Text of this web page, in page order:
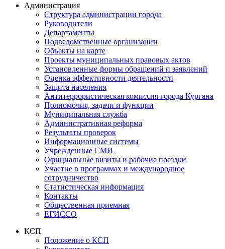
Администрация
Структура администрации города
Руководители
Департаменты
Подведомственные организации
Объекты на карте
Проекты муниципальных правовых актов
Установленные формы обращений и заявлений
Оценка эффективности деятельности
Защита населения
Антитеррористическая комиссия города Кургана
Полномочия, задачи и функции
Муниципальная служба
Административная реформа
Результаты проверок
Информационные системы
Учрежденные СМИ
Официальные визиты и рабочие поездки
Участие в программах и международное
сотрудничество
Статистическая информация
Контакты
Общественная приемная
ЕГИССО
КСП
Положение о КСП